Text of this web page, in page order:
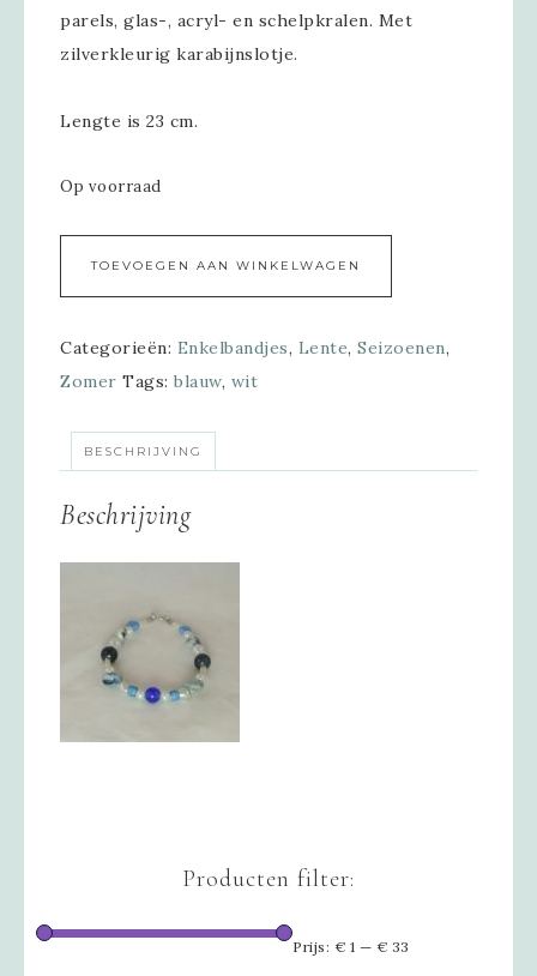
parels, glas-, acryl- en schelpkralen. Met
zilverkleurig karabijnslotje.
Lengte is 23 cm.
Op voorraad
TOEVOEGEN AAN WINKELWAGEN
Categorieën: Enkelbandjes, Lente, Seizoenen,
Zomer Tags: blauw, wit
BESCHRIJVING
Beschrijving
Producten filter:
Prijs: € 1 — € 33